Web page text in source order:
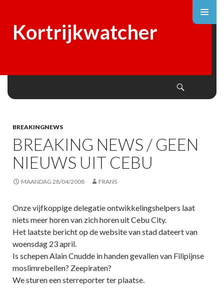
Kortrijkwatcher
BREAKINGNEWS
BREAKING NEWS / GEEN
NIEUWS UIT CEBU
MAANDAG 28/04/2008 FRANS
Onze vijfkoppige delegatie ontwikkelingshelpers laat
niets meer horen van zich horen uit Cebu City.
Het laatste bericht op de website van stad dateert van
woensdag 23 april.
Is schepen Alain Cnudde in handen gevallen van Filipijnse
moslimrebellen? Zeepiraten?
We sturen een sterreporter ter plaatse.